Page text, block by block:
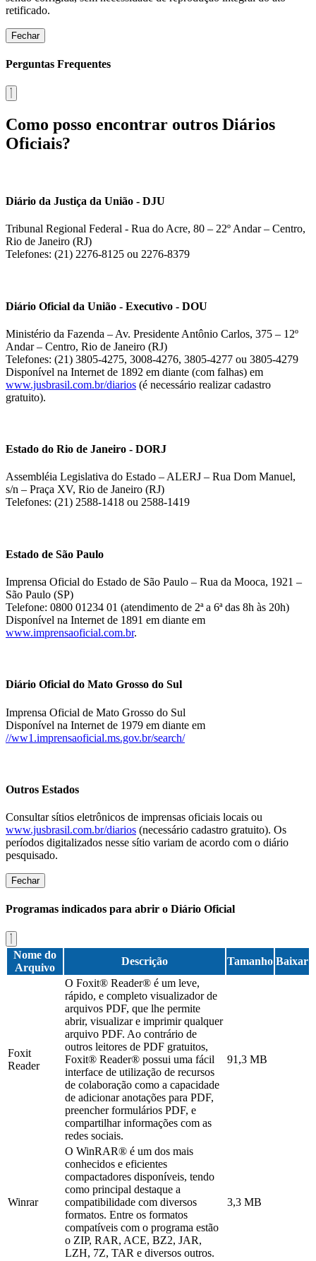
retificado.
Fechar
Perguntas Frequentes
Como posso encontrar outros Diários
Oficiais?
Diário da Justiça da União - DJU
Tribunal Regional Federal - Rua do Acre, 80 – 22º Andar – Centro,
Rio de Janeiro (RJ)
Telefones: (21) 2276-8125 ou 2276-8379
Diário Oficial da União - Executivo - DOU
Ministério da Fazenda – Av. Presidente Antônio Carlos, 375 – 12º
Andar – Centro, Rio de Janeiro (RJ)
Telefones: (21) 3805-4275, 3008-4276, 3805-4277 ou 3805-4279
Disponível na Internet de 1892 em diante (com falhas) em
www.jusbrasil.com.br/diarios (é necessário realizar cadastro
gratuito).
Estado do Rio de Janeiro - DORJ
Assembléia Legislativa do Estado – ALERJ – Rua Dom Manuel,
s/n – Praça XV, Rio de Janeiro (RJ)
Telefones: (21) 2588-1418 ou 2588-1419
Estado de São Paulo
Imprensa Oficial do Estado de São Paulo – Rua da Mooca, 1921 –
São Paulo (SP)
Telefone: 0800 01234 01 (atendimento de 2ª a 6ª das 8h às 20h)
Disponível na Internet de 1891 em diante em
www.imprensaoficial.com.br.
Diário Oficial do Mato Grosso do Sul
Imprensa Oficial de Mato Grosso do Sul
Disponível na Internet de 1979 em diante em
//ww1.imprensaoficial.ms.gov.br/search/
Outros Estados
Consultar sítios eletrônicos de imprensas oficiais locais ou
www.jusbrasil.com.br/diarios (necessário cadastro gratuito). Os
períodos digitalizados nesse sítio variam de acordo com o diário
pesquisado.
Fechar
Programas indicados para abrir o Diário Oficial
Nome do
Arquivo
Descrição Tamanho Baixar
Foxit
Reader
O Foxit® Reader® é um leve,
rápido, e completo visualizador de
arquivos PDF, que lhe permite
abrir, visualizar e imprimir qualquer
arquivo PDF. Ao contrário de
outros leitores de PDF gratuitos,
Foxit® Reader® possui uma fácil
interface de utilização de recursos
de colaboração como a capacidade
de adicionar anotações para PDF,
preencher formulários PDF, e
compartilhar informações com as
redes sociais.
91,3 MB
Winrar
O WinRAR® é um dos mais
conhecidos e eficientes
compactadores disponíveis, tendo
como principal destaque a
compatibilidade com diversos
formatos. Entre os formatos
compatíveis com o programa estão
o ZIP, RAR, ACE, BZ2, JAR,
LZH, 7Z, TAR e diversos outros.
3,3 MB